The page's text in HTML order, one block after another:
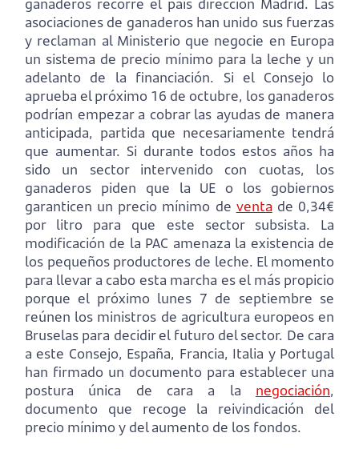
asociaciones de ganaderos han unido sus fuerzas
y reclaman al Ministerio que negocie en Europa
un sistema de precio mínimo para la leche y un
adelanto de la financiación. Si el Consejo lo
aprueba el próximo 16 de octubre, los ganaderos
podrían empezar a cobrar las ayudas de manera
anticipada, partida que necesariamente tendrá
que aumentar. Si durante todos estos años ha
sido un sector intervenido con cuotas, los
ganaderos piden que la UE o los gobiernos
garanticen un precio mínimo de venta de 0,34€
por litro para que este sector subsista. La
modificación de la PAC amenaza la existencia de
los pequeños productores de leche. El momento
para llevar a cabo esta marcha es el más propicio
porque el próximo lunes 7 de septiembre se
reúnen los ministros de agricultura europeos en
Bruselas para decidir el futuro del sector. De cara
a este Consejo, España, Francia, Italia y Portugal
han firmado un documento para establecer una
postura única de cara a la negociación,
documento que recoge la reivindicación del
precio mínimo y del aumento de los fondos.